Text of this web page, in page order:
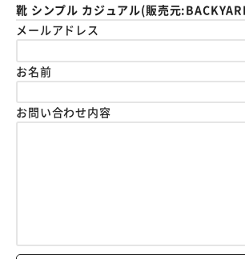
靴 シンプル カジュアル(販売元
メールアドレス
お名前
お問い合わせ内容